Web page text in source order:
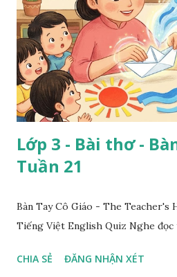
Lớp 3 - Bài thơ -
Tuần 21
Bàn Tay Cô Giáo - The Teacher's
Tiếng Việt English Quiz Nghe đọc
CHIA SẺ ĐĂNG NHẬN XÉT